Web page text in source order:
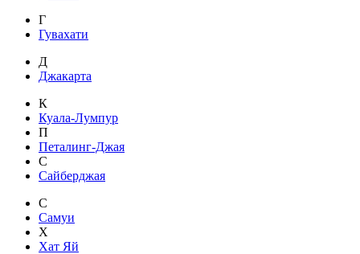
Г
Гувахати
Д
Джакарта
К
Куала-Лумпур
П
Петалинг-Джая
С
Сайберджая
С
Самуи
Х
Хат Яй